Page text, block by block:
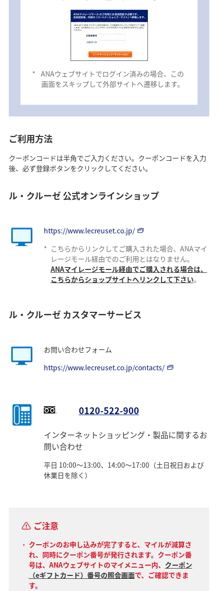
* ANAウェブサイトでログイン済みの場合、この
画面をスキップして外部サイトへ遷移します。
ご利用方法
クーポンコードは半角でご入力ください。クーポンコードを入力
後、必ず登録ボタンをクリックしてください。
ル・クルーゼ 公式オンラインショップ
https://www.lecreuset.co.jp/
* こちらからリンクしてご購入された場合、ANAマイ
レージモール経由でのご利用とはなりません。
ANAマイレージモール経由でご購入される場合は、
こちらからショップサイトへリンクして下さい。
ル・クルーゼ カスタマーサービス
お問い合わせフォーム
https://www.lecreuset.co.jp/contacts/
0120-522-900
インターネットショッピング・製品に関するお
問い合わせ
平日 10:00～13:00、14:00～17:00（土日祝日および
休業日を除く）
ご注意
クーポンのお申し込みが完了すると、マイルが減算さ
れ、同時にクーポン番号が発行されます。クーポン番
号は、ANAウェブサイトのマイメニュー内、 クーポン
（eギフトカード）番号の照会画面で、ご確認できま
す。